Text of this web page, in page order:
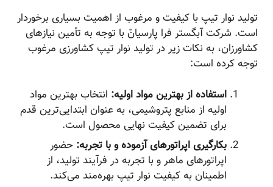
تولید نوار تیپ با کیفیت و مرغوب از اهمیت بسیاری برخوردار
است. شرکت آبگستر فرا پارسیانّ با توجه به تأمین نیازهای
کشاورزان، به نکات زیر در تولید نوار تیپ کشاورزی مرغوب
توجه کرده است:
استفاده از بهترین مواد اولیه:انتخاب بهترین مواد
اولیه از منابع پتروشیمی، به عنوان ابتدایی‌ترین قدم
برای تضمین کیفیت نهایی محصول است.
بکارگیری اپراتورهای آزموده و با تجربه:حضور
اپراتورهای ماهر و با تجربه در فرآیند تولید، از
اطمینان به کیفیت نوار تیپ بهره‌مند می‌کند.